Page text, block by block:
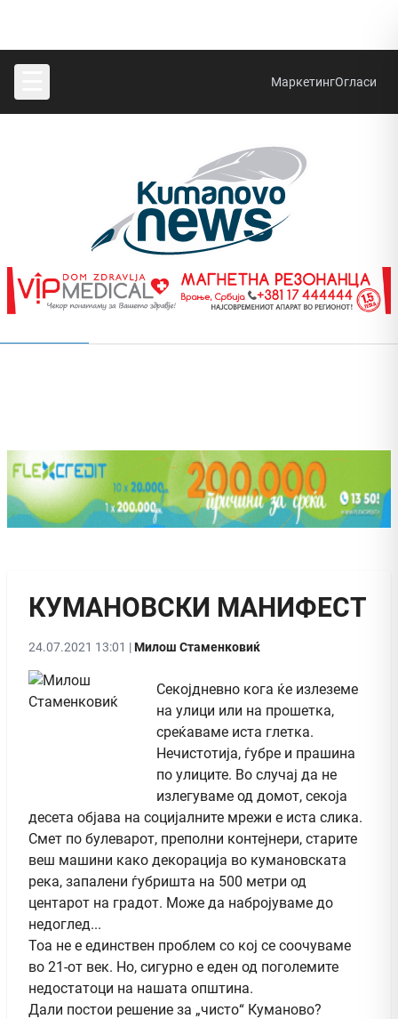
МаркетингОгласи
КУМАНОВСКИ МАНИФЕСТ
24.07.2021 13:01 |Милош Стаменковиќ
Секојдневно кога ќе излеземе
на улици или на прошетка,
среќаваме иста глетка.
Нечистотија, ѓубре и прашина
по улиците. Во случај да не
излегуваме од домот, секоја
десета објава на социјалните мрежи е иста слика.
Смет по булеварот, преполни контејнери, старите
веш машини како декорација во кумановската
река, запалени ѓубришта на 500 метри од
центарот на градот. Може да набројуваме до
недоглед...
Тоа не е единствен проблем со кој се соочуваме
во 21-от век. Но, сигурно е еден од поголемите
недостатоци на нашата општина.
Дали постои решение за „чисто“ Куманово?